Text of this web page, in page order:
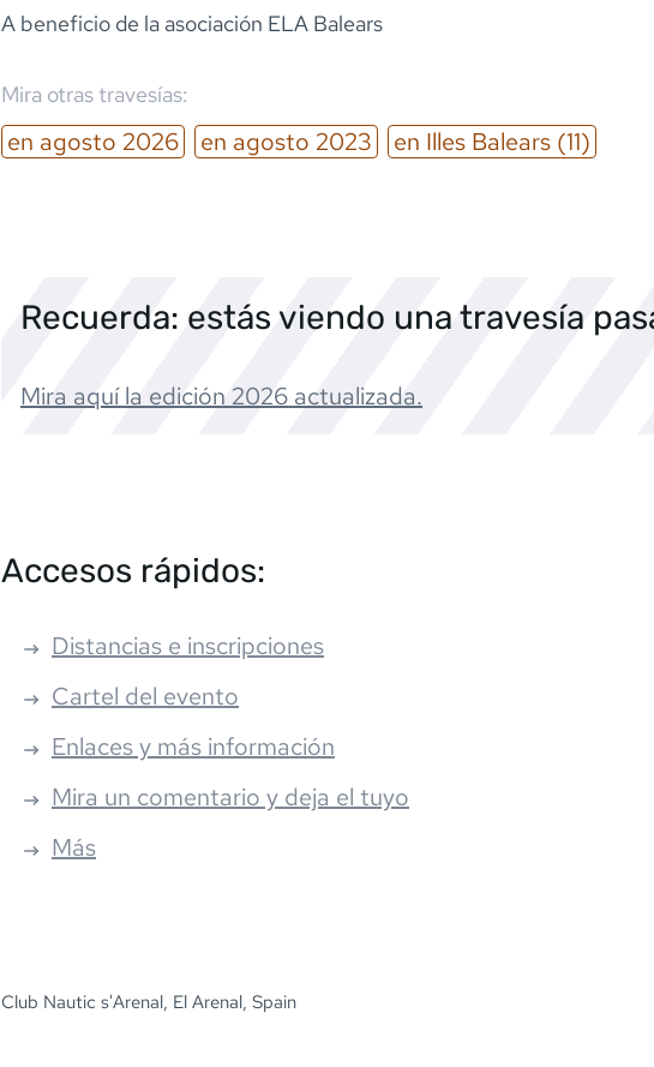
A beneficio de la asociación ELA Balears
Mira otras travesías:
en agosto 2026 en agosto 2023 en Illes Balears (11)
Recuerda: estás viendo una travesía
Mira aquí la edición 2026 actualizada.
Accesos rápidos:
Distancias e inscripciones
Cartel del evento
Enlaces y más información
Mira un comentario y deja el tuyo
Más
Club Nautic s'Arenal, El Arenal, Spain